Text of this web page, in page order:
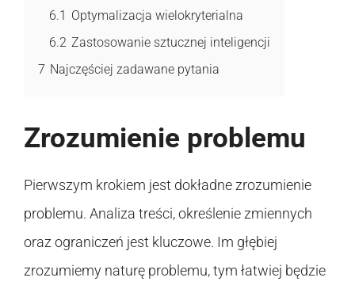
6.1 Optymalizacja wielokryterialna
6.2 Zastosowanie sztucznej inteligencji
7 Najczęściej zadawane pytania
Zrozumienie problemu
Pierwszym krokiem jest dokładne zrozumienie
problemu. Analiza treści, określenie zmiennych
oraz ograniczeń jest kluczowe. Im głębiej
zrozumiemy naturę problemu, tym łatwiej będzie